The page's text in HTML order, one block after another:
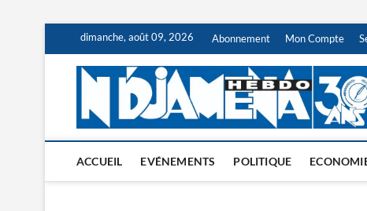
content
dimanche, août 09, 2026 Abonnement Mon Compte
ACCUEIL EVÉNEMENTS POLITIQUE